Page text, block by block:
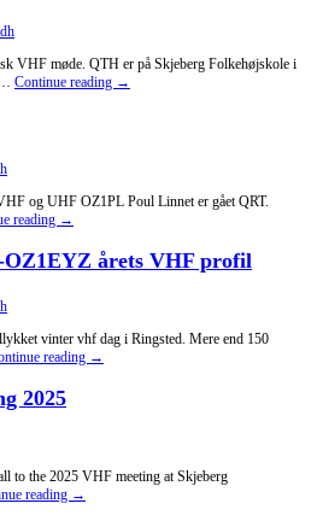
VHF møde. QTH er på Skjeberg Folkehøjskole i
… Continue reading →
og UHF OZ1PL Poul Linnet er gået QRT.
reading →
OZ1EYZ årets VHF profil
vinter vhf dag i Ringsted. Mere end 150
reading →
2025
to the 2025 VHF meeting at Skjeberg
reading →